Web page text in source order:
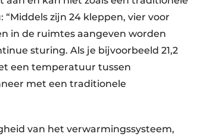
zijn 24 kleppen, vier voor
in de ruimtes aangeven worden
sturing. Als je bijvoorbeeld 21,2
een temperatuur tussen
met een traditionele
van het verwarmingssysteem,